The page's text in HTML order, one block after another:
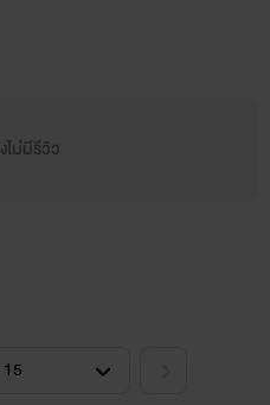
ด้มันมาเป็นเมียก็ไม่รู้
ไม่มีรีวิว